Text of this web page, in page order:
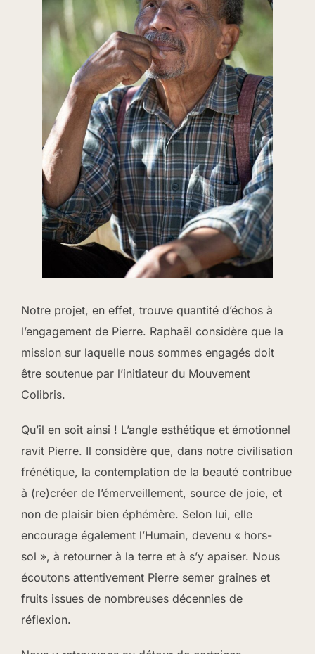
Notre projet, en effet, trouve quantité d’échos à
l’engagement de Pierre. Raphaël considère que la
mission sur laquelle nous sommes engagés doit
être soutenue par l’initiateur du Mouvement
Colibris.
Qu’il en soit ainsi ! L’angle esthétique et émotionnel
ravit Pierre. Il considère que, dans notre civilisation
frénétique, la contemplation de la beauté contribue
à (re)créer de l’émerveillement, source de joie, et
non de plaisir bien éphémère. Selon lui, elle
encourage également l’Humain, devenu « hors-
sol », à retourner à la terre et à s’y apaiser. Nous
écoutons attentivement Pierre semer graines et
fruits issues de nombreuses décennies de
réflexion.